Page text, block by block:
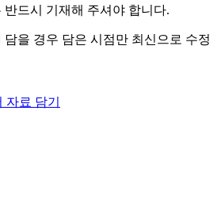
반드시 기재해 주셔야 합니다.
을 경우 담은 시점만 최신으로 수정
료 담기